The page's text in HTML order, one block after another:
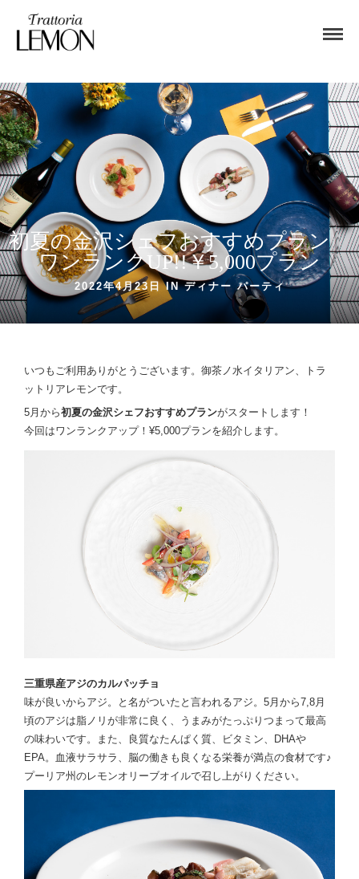
初夏の金沢シェフおすすめプラン
ワンランクUP!!￥5,000プラン
2022年4月23日 INディナー パーティ
いつもご利用ありがとうございます。御茶ノ水イタリアン、トラ
ットリアレモンです。
5月から初夏の金沢シェフおすすめプランがスタートします！
今回はワンランクアップ！¥5,000プランを紹介します。
三重県産アジのカルパッチョ
味が良いからアジ。と名がついたと言われるアジ。5月から7,8月
頃のアジは脂ノリが非常に良く、うまみがたっぷりつまって最高
の味わいです。また、良質なたんぱく質、ビタミン、DHAや
EPA。血液サラサラ、脳の働きも良くなる栄養が満点の食材です♪
プーリア州のレモンオリーブオイルで召し上がりください。